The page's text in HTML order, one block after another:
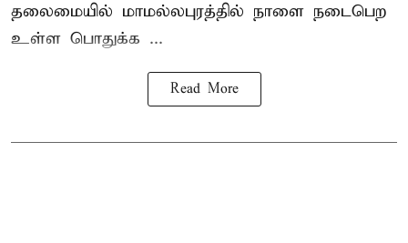
தலைமையில் மாமல்லபுரத்தில் நாளை நடைபெற
உள்ள பொதுக்க ...
Read More